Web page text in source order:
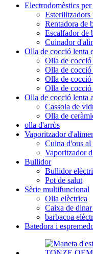
Electrodomèstics per
Esterilitzadors
Rentadora de
Escalfador de
Cuinador
Olla de cocció lenta
Olla de
Olla de
Olla de
Olla de
Olla de cocció lenta
Cassola de
Olla de
olla d'arròs
Vaporitzador
Cuina d'ous al
Vaporitzador
Bullidor
Bullidor
Pot de salut
Sèrie multifuncional
Olla elèctrica
Caixa de
barbacoa
Batedora i